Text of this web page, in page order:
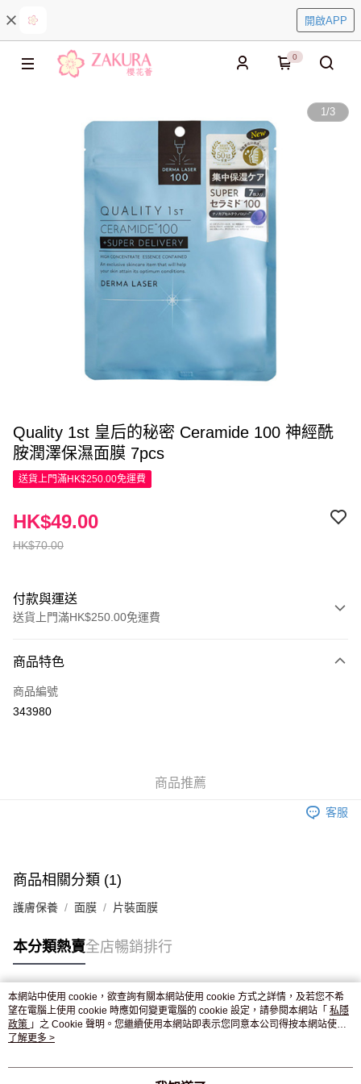
開啟APP
0
1/3
Quality 1st 皇后的秘密 Ceramide 100 神經酰
胺潤澤保濕面膜 7pcs
送貨上門滿HK$250.00免運費
HK$70.00
HK$49.00
付款與運送
送貨上門滿HK$250.00免運費
信用卡
Apple Pay
付款後門市自取，訂單確認後2-4個工作天到店，7天內取。逾期後
商品特色
商品編號
343980
商品推薦
客服
商品相關分類 (1)
護膚保養 面膜 片裝面膜
本分類熱賣全店暢銷排行
熱門標籤
熱銷排行
本網站中使用 cookie，欲查詢有關本網站使用 cookie 方式之詳情，及若您不希
望在電腦上使用 cookie 時應如何變更電腦的 cookie 設定，請參閱本網站「 私隱
政策 」之 Cookie 聲明。您繼續使用本網站即表示您同意本公司得按本網站使用
條款之 Cookie 聲明使用 cookie。
了解更多 >